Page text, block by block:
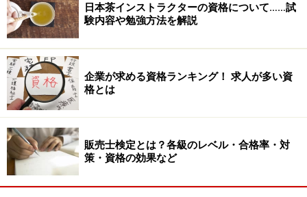
日本茶インストラクターの資格について……試
験内容や勉強方法を解説
企業が求める資格ランキング！ 求人が多い資
格とは
販売士検定とは？各級のレベル・合格率・対
策・資格の効果など